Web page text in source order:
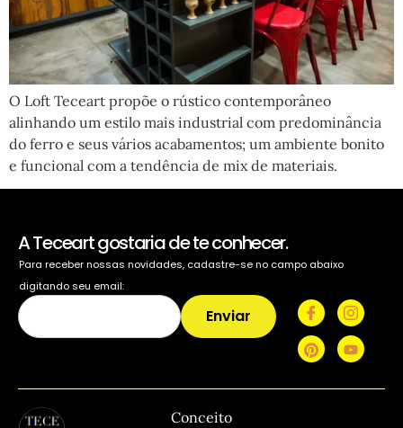
O Loft Teceart propõe o rústico contemporâneo
alinhando um estilo mais industrial com predominância
do ferro e seus vários acabamentos; um ambiente bonito
e funcional com a tendência de mix de materiais.
A Teceart gostaria de te conhecer.
Para receber nossas novidades, cadastre-se no campo abaixo
digitando seu email:
Enviar
Conceito